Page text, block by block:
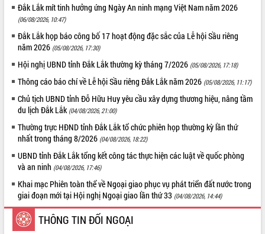
Nâng cao hiệu quả hoạt động của các
doanh nghiệp nhà nước
Hội nghị triển khai kết nối mạng
truyền số liệu chuyên dùng phục vụ cơ
Lễ phát động chuỗi hoạt động chung
tay làm sạch môi trường
Xã Ea Kar bước chuyển mình trong
công tác cải cách hành chính mô hình
mới
UBND tỉnh họp báo định kỳ tháng 4
Hội thảo khoa học “Giải pháp thúc đẩy
phát triển nền kinh tế xanh tại tỉnh
Đắk Lắk”
Tăng cường giám sát, đôn đốc thực
hiện nhiệm vụ quản lý tài sản công
hàng tuần
Đắk Lắk mít tinh hưởng ứng Ngày An ninh mạng Việt Nam năm 2026
(06/08/2026, 10:47)
Đắk Lắk họp báo công bố 17 hoạt động đặc sắc của Lễ hội Sầu riêng
năm 2026 (05/08/2026, 17:30)
Hội nghị UBND tỉnh Đắk Lắk thường kỳ tháng 7/2026 (05/08/2026, 17:18)
Thông cáo báo chí về Lễ hội Sầu riêng Đắk Lắk năm 2026 (05/08/2026, 11:17)
Chủ tịch UBND tỉnh Đỗ Hữu Huy yêu cầu xây dựng thương hiệu, nâng tầm
du lịch Đắk Lắk (04/08/2026, 21:00)
Thường trực HĐND tỉnh Đắk Lắk tổ chức phiên họp thường kỳ lần thứ
nhất trong tháng 8/2026 (04/08/2026, 18:22)
UBND tỉnh Đắk Lắk tổng kết công tác thực hiện các luật về quốc phòng
và an ninh (04/08/2026, 17:46)
Khai mạc Phiên toàn thể về Ngoại giao phục vụ phát triển đất nước trong
giai đoạn mới tại Hội nghị Ngoại giao lần thứ 33 (04/08/2026, 14:44)
THÔNG TIN ĐỐI NGOẠI